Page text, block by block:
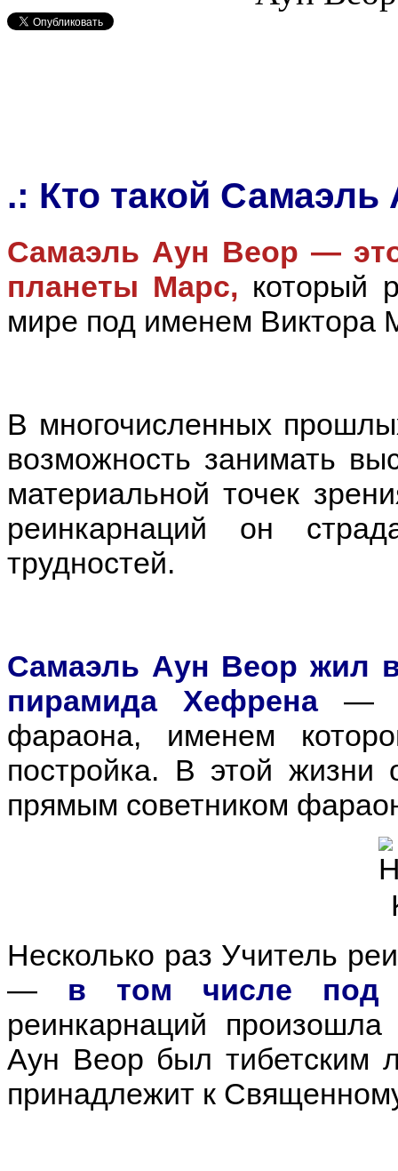
.: Кто такой
Самаэль Аун Веор —
планеты Марс, который
мире под именем Виктора
В многочисленных
возможность занимать
материальной точек
реинкарнаций он
трудностей.
Самаэль Аун Веор жил
пирамида Хефрена
—
фараона, именем
постройка. В этой
прямым советником
Несколько раз Учитель
— в том числе
реинкарнаций
Аун Веор был тибетским
принадлежит к